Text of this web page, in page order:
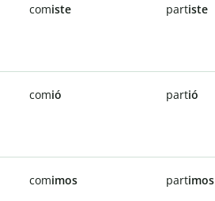
comiste partiste
comió partió
comimos partimos